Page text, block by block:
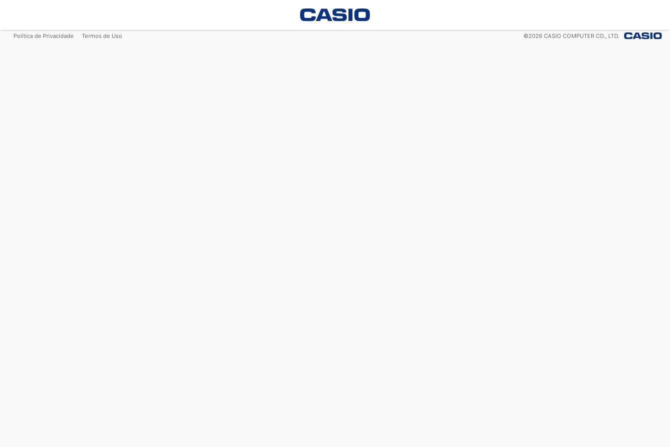
Política de Privacidade Termos de Uso ©2026 CASIO COMPUTER CO., LTD.